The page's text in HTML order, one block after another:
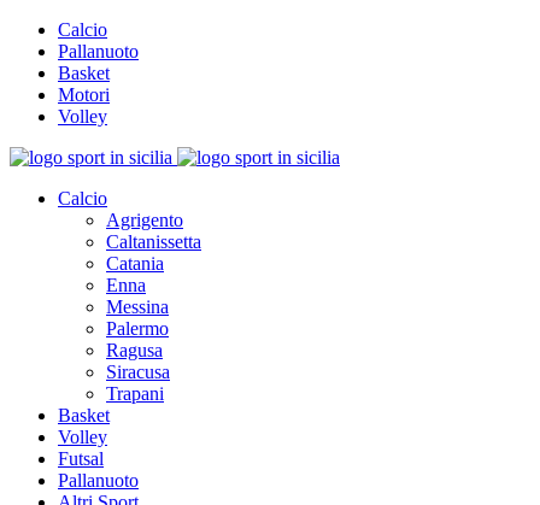
Calcio
Pallanuoto
Basket
Motori
Volley
Calcio
Agrigento
Caltanissetta
Catania
Enna
Messina
Palermo
Ragusa
Siracusa
Trapani
Basket
Volley
Futsal
Pallanuoto